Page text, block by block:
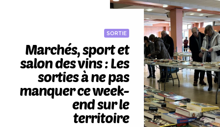
SORTIE
Marchés, sport et
salon des vins : Les
sorties à ne pas
manquer ce week-
end sur le
territoire